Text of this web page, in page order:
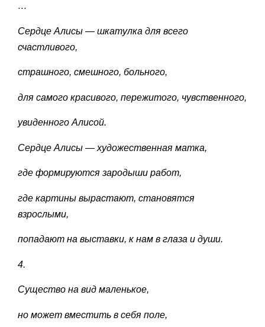
…
Сердце Алисы — шкатулка для всего
счастливого,
страшного, смешного, больного,
для самого красивого, пережитого, чувственного,
увиденного Алисой.
Сердце Алисы — художественная матка,
где формируются зародыши работ,
где картины вырастают, становятся
взрослыми,
попадают на выставки, к нам в глаза и души.
4.
Существо на вид маленькое,
но может вместить в себя поле,